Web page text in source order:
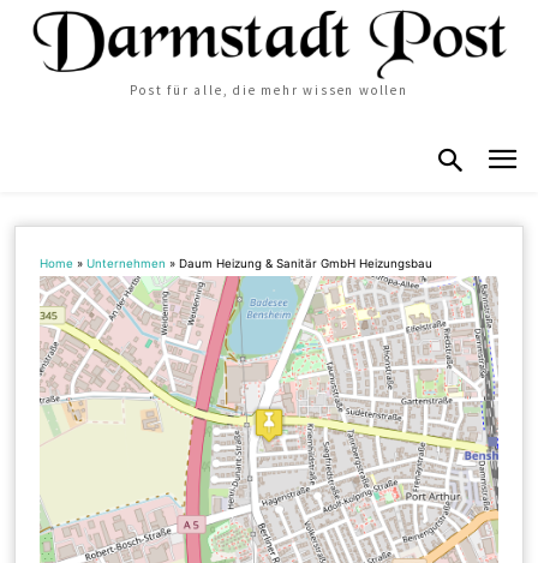
Post für alle, die mehr wissen wollen
Home »Unternehmen »Daum Heizung & Sanitär GmbH Heizungsbau